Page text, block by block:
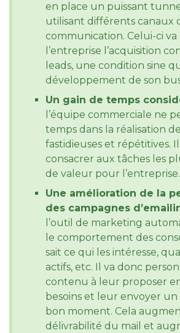
en place un puissant
utilisant différents canaux
communication. Celui-ci va
l’entreprise l’acquisition
leads, une condition sine
développement de son
Un gain de temps
l’équipe commerciale ne
temps dans la réalisation
fastidieuses et répétitives.
consacrer aux tâches les
de valeur pour l’entreprise.
Une amélioration de la
des campagnes
l’outil de marketing
le comportement des
sait ce qui les intéresse,
actifs, etc. Il va donc
contenu à leur proposer
besoins et leur envoyer
bon moment. Cela
délivrabilité du mail et